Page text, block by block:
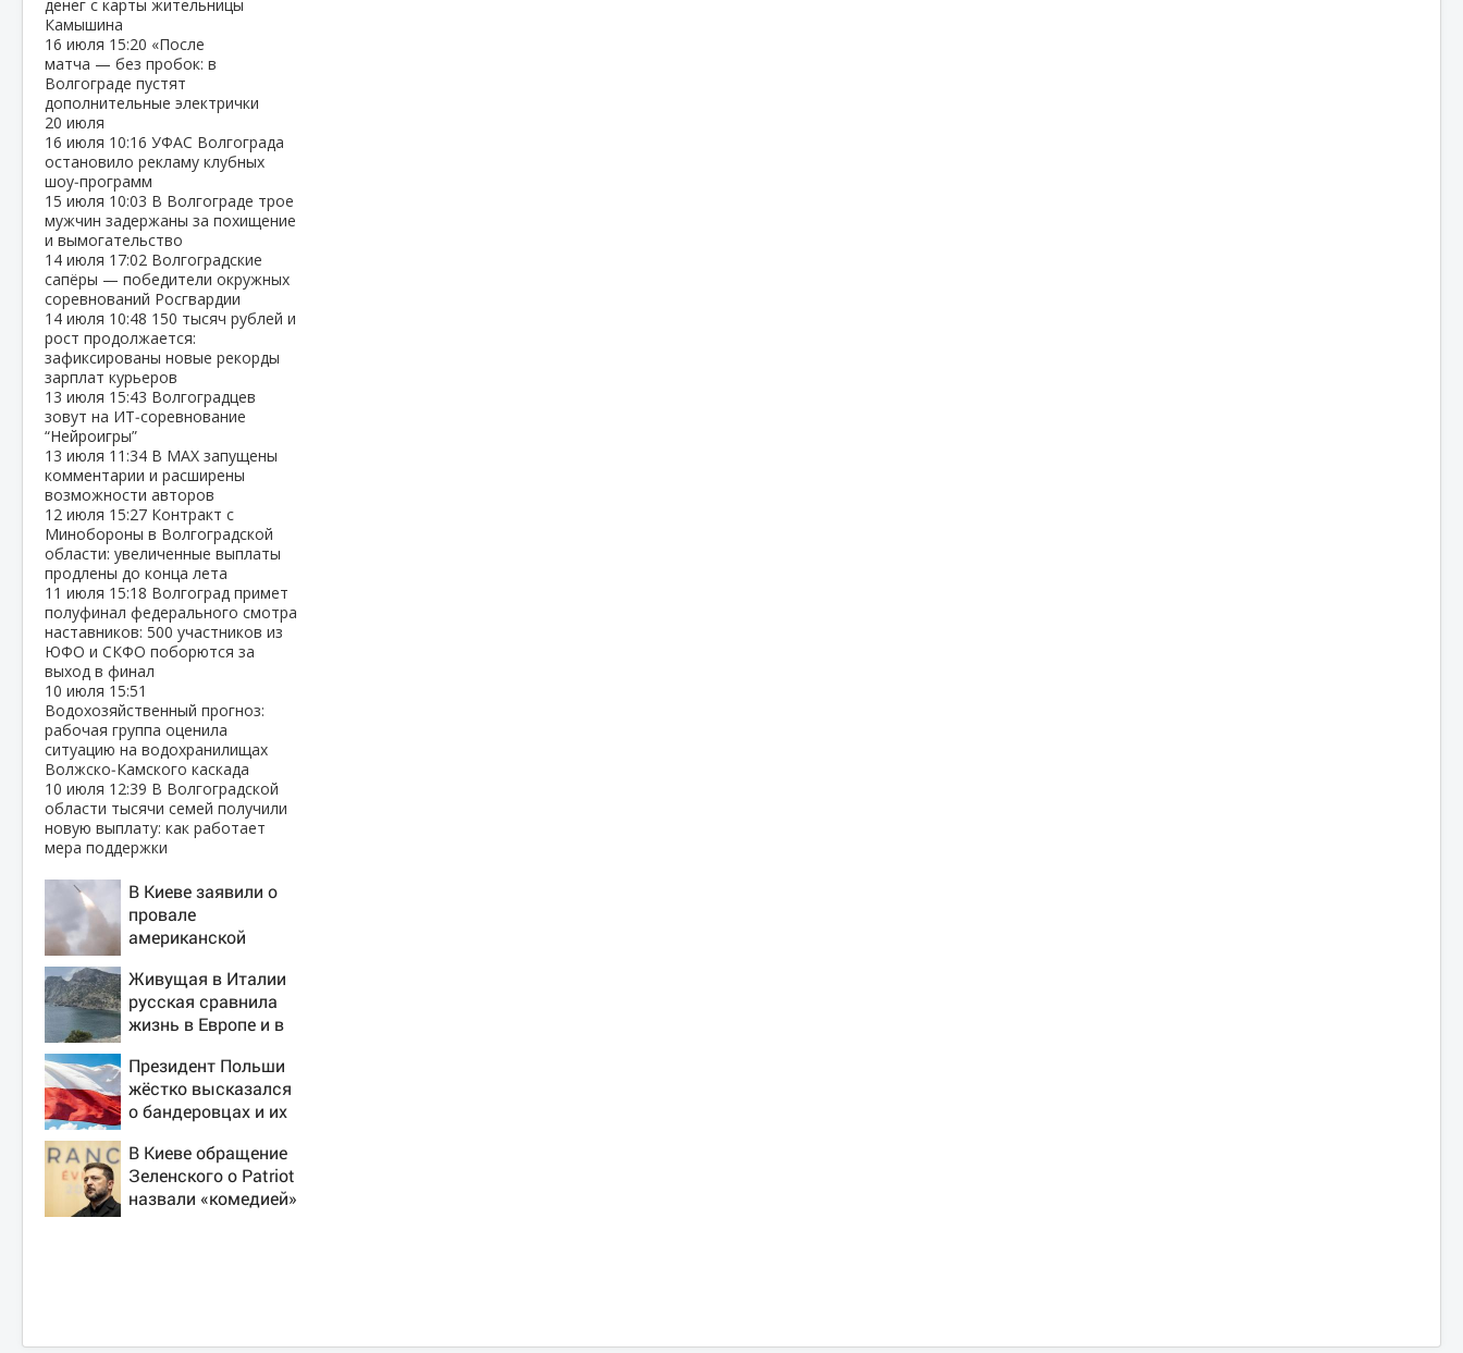
денег с карты жительницы
Камышина
16 июля 15:20 «После
матча — без пробок: в
Волгограде пустят
дополнительные электрички
20 июля
16 июля 10:16 УФАС Волгограда
остановило рекламу клубных
шоу‑программ
15 июля 10:03 В Волгограде трое
мужчин задержаны за похищение
и вымогательство
14 июля 17:02 Волгоградские
сапёры — победители окружных
соревнований Росгвардии
14 июля 10:48 150 тысяч рублей и
рост продолжается:
зафиксированы новые рекорды
зарплат курьеров
13 июля 15:43 Волгоградцев
зовут на ИТ‑соревнование
“Нейроигры”
13 июля 11:34 В МАХ запущены
комментарии и расширены
возможности авторов
12 июля 15:27 Контракт с
Минобороны в Волгоградской
области: увеличенные выплаты
продлены до конца лета
11 июля 15:18 Волгоград примет
полуфинал федерального смотра
наставников: 500 участников из
ЮФО и СКФО поборются за
выход в финал
10 июля 15:51
Водохозяйственный прогноз:
рабочая группа оценила
ситуацию на водохранилищах
Волжско‑Камского каскада
10 июля 12:39 В Волгоградской
области тысячи семей получили
новую выплату: как работает
мера поддержки
В Киеве заявили о
провале
американской
лучника» против
России
Живущая в Италии
русская сравнила
жизнь в Европе и в
Президент Польши
жёстко высказался
о бандеровцах и их
В Киеве обращение
Зеленского о Patriot
назвали «комедией»